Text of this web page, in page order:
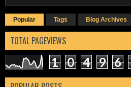
Popular Tags Blog Archives
TOTAL PAGEVIEWS
1 0 4 9 6